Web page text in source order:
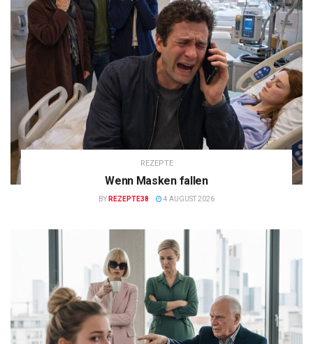
REZEPTE
Wenn Masken fallen
BY REZEPTE38 4 AUGUST 2026